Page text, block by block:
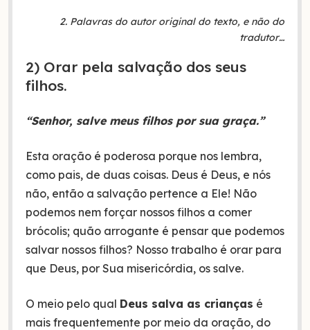
2. Palavras do autor original do texto, e não do
tradutor…
2) Orar pela salvação dos seus
filhos.
“Senhor, salve meus filhos por sua graça.”
Esta oração é poderosa porque nos lembra,
como pais, de duas coisas. Deus é Deus, e nós
não, então a salvação pertence a Ele! Não
podemos nem forçar nossos filhos a comer
brócolis; quão arrogante é pensar que podemos
salvar nossos filhos? Nosso trabalho é orar para
que Deus, por Sua misericórdia, os salve.
O meio pelo qual Deus salva as crianças é
mais frequentemente por meio da oração, do